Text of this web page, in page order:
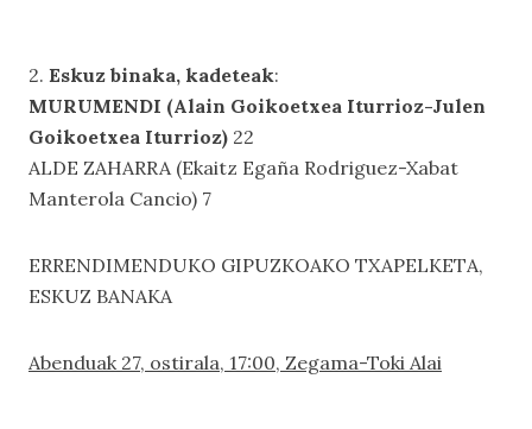
2. Eskuz binaka, kadeteak:
MURUMENDI (Alain Goikoetxea Iturrioz-Julen
Goikoetxea Iturrioz) 22
ALDE ZAHARRA (Ekaitz Egaña Rodriguez-Xabat
Manterola Cancio) 7
ERRENDIMENDUKO GIPUZKOAKO TXAPELKETA,
ESKUZ BANAKA
Abenduak 27, ostirala, 17:00, Zegama-Toki Alai